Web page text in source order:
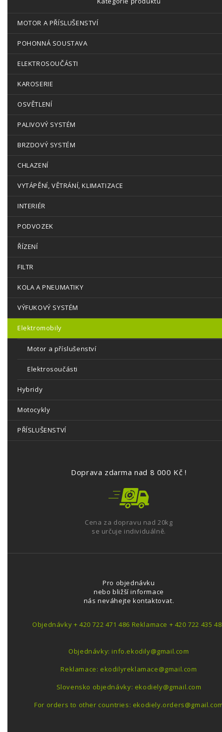
MOTOR A PŘÍSLUŠENSTVÍ
POHONNÁ SOUSTAVA
ELEKTROSOUČÁSTI
KAROSERIE
OSVĚTLENÍ
PALIVOVÝ SYSTÉM
BRZDOVÝ SYSTÉM
CHLAZENÍ
VYTÁPĚNÍ, VĚTRÁNÍ, KLIMATIZACE
INTERIÉR
PODVOZEK
ŘÍZENÍ
FILTR
KOLA A PNEUMATIKY
VÝFUKOVÝ SYSTÉM
Elektromobily
Motor a příslušenství
Elektrosoučásti
Hybridy
Motocykly
PŘÍSLUŠENSTVÍ
Doprava zdarma nad 8 000 Kč !
Cena za dopravu nad 20kg
se určuje individuálně.
Pro objednávku
nebo bližší informace
nás neváhejte kontaktovat.
Objednávky + 420 722 471 486 Reklamace + 420 722 435
Objednávky: info.ekodily@gmail.com
Reklamace: ekodilyreklamace@gmail.com
Slovensko objednávky: ekodiely@gmail.com
For orders to other countries: